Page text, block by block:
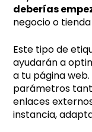
r
n
t
i
v
e
:
deberías
negocio o
Este tipo de
ayudarán a
a tu página
parámetros
enlaces
instancia,